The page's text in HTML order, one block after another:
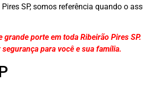
SP, somos referência quando o
porte em toda Ribeirão Pires
para você e sua família.